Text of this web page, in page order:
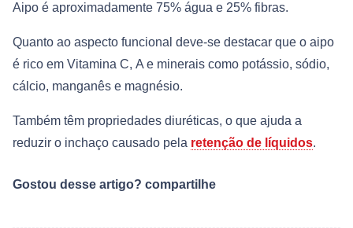
Aipo é aproximadamente 75% água e 25% fibras.
Quanto ao aspecto funcional deve-se destacar que o aipo
é rico em Vitamina C, A e minerais como potássio, sódio,
cálcio, manganês e magnésio.
Também têm propriedades diuréticas, o que ajuda a
reduzir o inchaço causado pela retenção de líquidos.
Gostou desse artigo? compartilhe